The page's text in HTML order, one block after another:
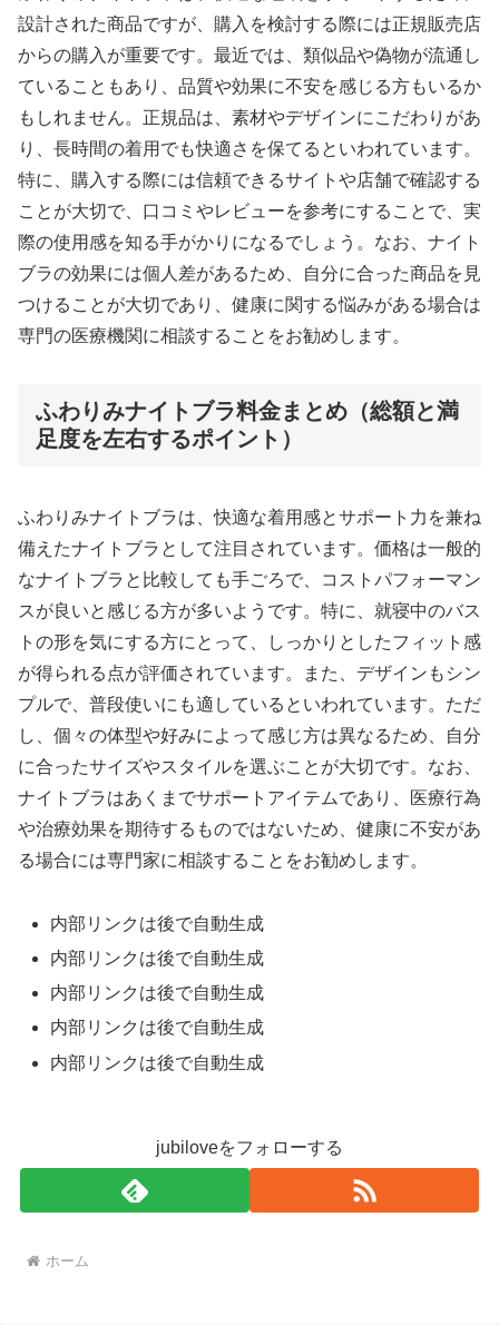
設計された商品ですが、購入を検討する際には正規販売店
からの購入が重要です。最近では、類似品や偽物が流通し
ていることもあり、品質や効果に不安を感じる方もいるか
もしれません。正規品は、素材やデザインにこだわりがあ
り、長時間の着用でも快適さを保てるといわれています。
特に、購入する際には信頼できるサイトや店舗で確認する
ことが大切で、口コミやレビューを参考にすることで、実
際の使用感を知る手がかりになるでしょう。なお、ナイト
ブラの効果には個人差があるため、自分に合った商品を見
つけることが大切であり、健康に関する悩みがある場合は
専門の医療機関に相談することをお勧めします。
ふわりみナイトブラ料金まとめ（総額と満
足度を左右するポイント）
ふわりみナイトブラは、快適な着用感とサポート力を兼ね
備えたナイトブラとして注目されています。価格は一般的
なナイトブラと比較しても手ごろで、コストパフォーマン
スが良いと感じる方が多いようです。特に、就寝中のバス
トの形を気にする方にとって、しっかりとしたフィット感
が得られる点が評価されています。また、デザインもシン
プルで、普段使いにも適しているといわれています。ただ
し、個々の体型や好みによって感じ方は異なるため、自分
に合ったサイズやスタイルを選ぶことが大切です。なお、
ナイトブラはあくまでサポートアイテムであり、医療行為
や治療効果を期待するものではないため、健康に不安があ
る場合には専門家に相談することをお勧めします。
内部リンクは後で自動生成
内部リンクは後で自動生成
内部リンクは後で自動生成
内部リンクは後で自動生成
内部リンクは後で自動生成
jubiloveをフォローする
ホーム